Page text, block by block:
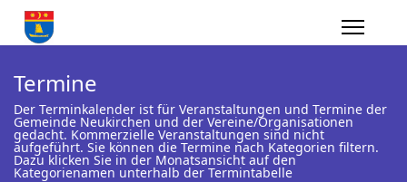
Termine
Der Terminkalender ist für Veranstaltungen und Termine der
Gemeinde Neukirchen und der Vereine/Organisationen
gedacht. Kommerzielle Veranstaltungen sind nicht
aufgeführt. Sie können die Termine nach Kategorien filtern.
Dazu klicken Sie in der Monatsansicht auf den
Kategorienamen unterhalb der Termintabelle